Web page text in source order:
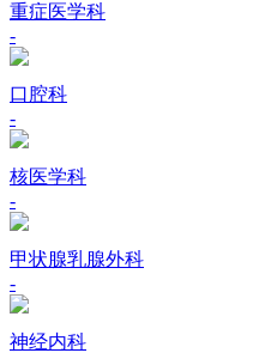
重症医学科
-
口腔科
-
核医学科
-
甲状腺乳腺外科
-
神经内科